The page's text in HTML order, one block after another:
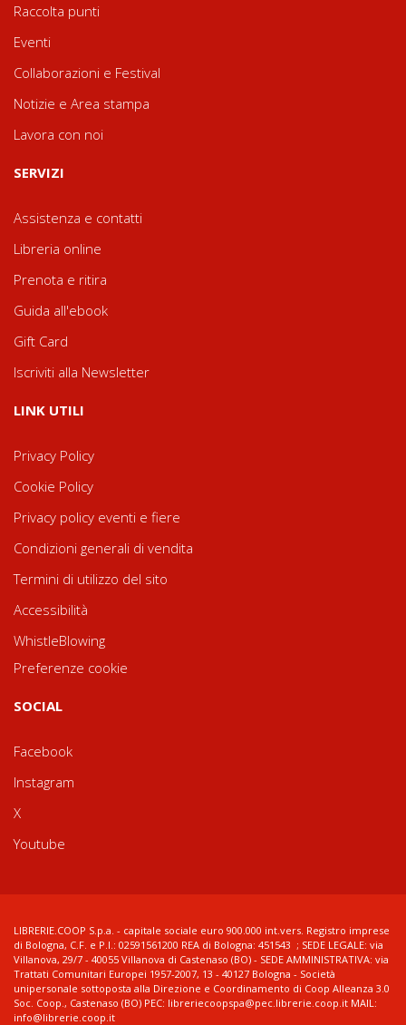
Raccolta punti
Eventi
Collaborazioni e Festival
Notizie e Area stampa
Lavora con noi
SERVIZI
Assistenza e contatti
Libreria online
Prenota e ritira
Guida all'ebook
Gift Card
Iscriviti alla Newsletter
LINK UTILI
Privacy Policy
Cookie Policy
Privacy policy eventi e fiere
Condizioni generali di vendita
Termini di utilizzo del sito
Accessibilità
WhistleBlowing
Preferenze cookie
SOCIAL
Facebook
Instagram
X
Youtube
LIBRERIE.COOP S.p.a. - capitale sociale euro 900.000 int.vers. Registro imprese
di Bologna, C.F. e P.I.: 02591561200 REA di Bologna: 451543 ; SEDE LEGALE: via
Villanova, 29/7 - 40055 Villanova di Castenaso (BO) - SEDE AMMINISTRATIVA: via
Trattati Comunitari Europei 1957-2007, 13 - 40127 Bologna - Società
unipersonale sottoposta alla Direzione e Coordinamento di Coop Alleanza 3.0
Soc. Coop., Castenaso (BO) PEC: libreriecoopspa@pec.librerie.coop.it MAIL:
info@librerie.coop.it